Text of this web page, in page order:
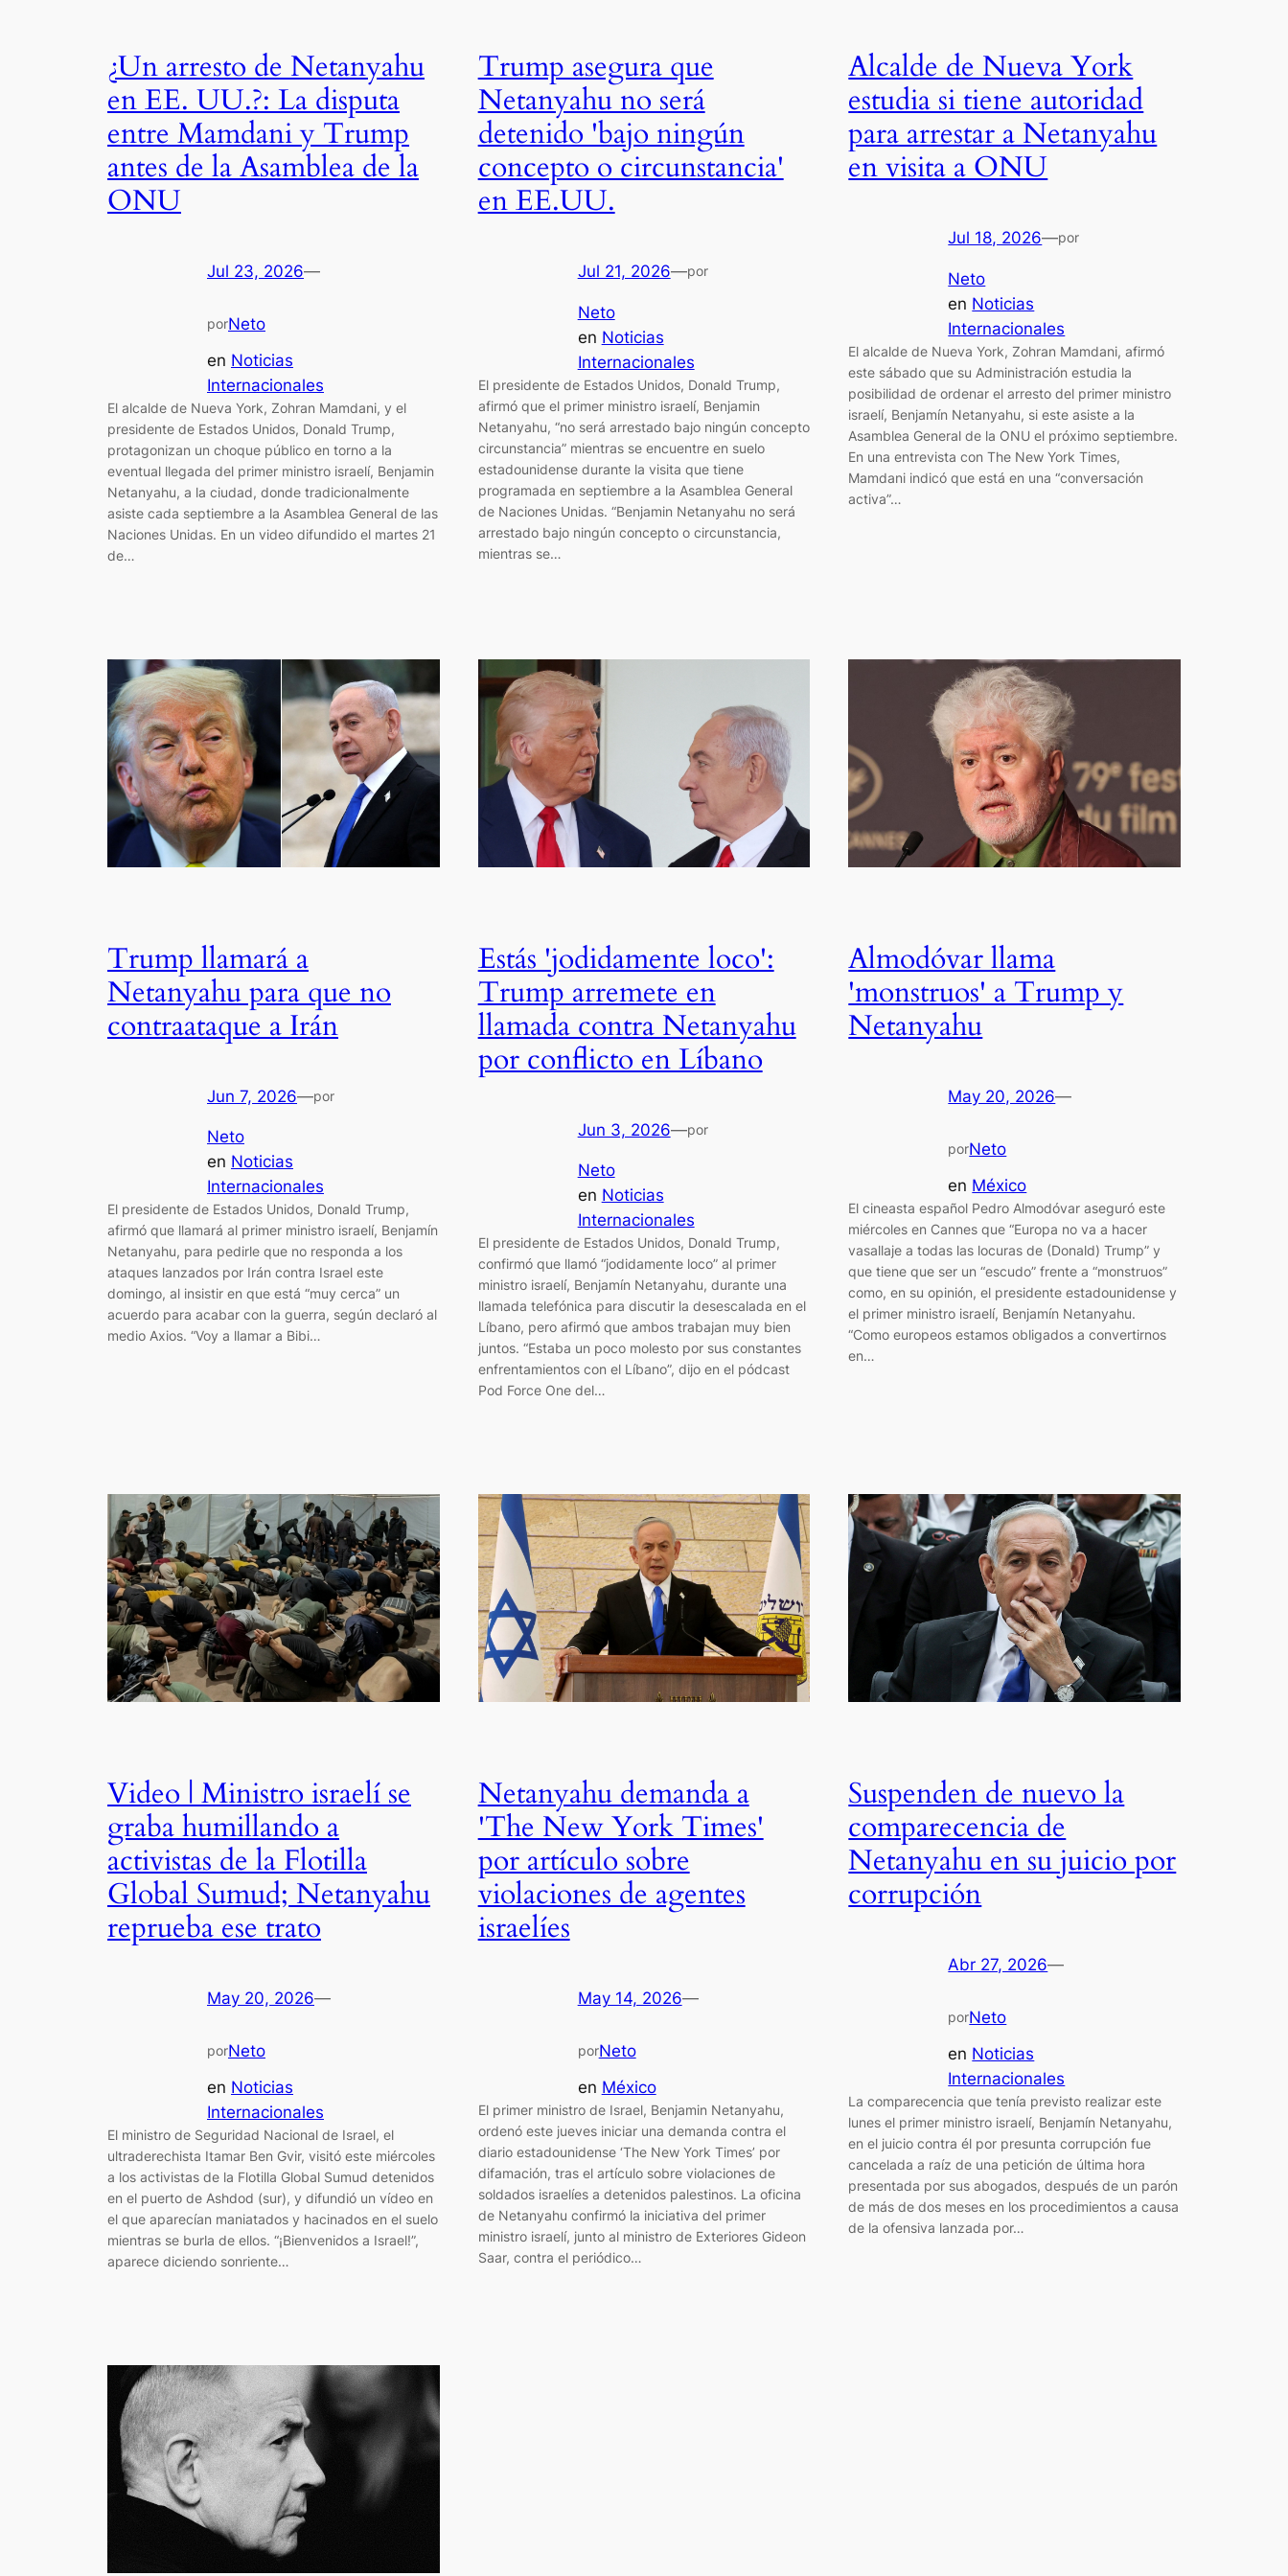
¿Un arresto de Netanyahu
en EE. UU.?: La disputa
entre Mamdani y Trump
antes de la Asamblea de la
ONU
Jul 23, 2026—
porNeto
en Noticias
Internacionales
El alcalde de Nueva York, Zohran Mamdani, y el
presidente de Estados Unidos, Donald Trump,
protagonizan un choque público en torno a la
eventual llegada del primer ministro israelí, Benjamin
Netanyahu, a la ciudad, donde tradicionalmente
asiste cada septiembre a la Asamblea General de las
Naciones Unidas. En un video difundido el martes 21
de…
Trump asegura que
Netanyahu no será
detenido 'bajo ningún
concepto o circunstancia'
en EE.UU.
Jul 21, 2026—por
Neto
en Noticias
Internacionales
El presidente de Estados Unidos, Donald Trump,
afirmó que el primer ministro israelí, Benjamin
Netanyahu, “no será arrestado bajo ningún concepto
circunstancia” mientras se encuentre en suelo
estadounidense durante la visita que tiene
programada en septiembre a la Asamblea General
de Naciones Unidas. “Benjamin Netanyahu no será
arrestado bajo ningún concepto o circunstancia,
mientras se…
Alcalde de Nueva York
estudia si tiene autoridad
para arrestar a Netanyahu
en visita a ONU
Jul 18, 2026—por
Neto
en Noticias
Internacionales
El alcalde de Nueva York, Zohran Mamdani, afirmó
este sábado que su Administración estudia la
posibilidad de ordenar el arresto del primer ministro
israelí, Benjamín Netanyahu, si este asiste a la
Asamblea General de la ONU el próximo septiembre.
En una entrevista con The New York Times,
Mamdani indicó que está en una “conversación
activa”…
Trump llamará a
Netanyahu para que no
contraataque a Irán
Jun 7, 2026—por
Neto
en Noticias
Internacionales
El presidente de Estados Unidos, Donald Trump,
afirmó que llamará al primer ministro israelí, Benjamín
Netanyahu, para pedirle que no responda a los
ataques lanzados por Irán contra Israel este
domingo, al insistir en que está “muy cerca” un
acuerdo para acabar con la guerra, según declaró al
medio Axios. “Voy a llamar a Bibi…
Estás 'jodidamente loco':
Trump arremete en
llamada contra Netanyahu
por conflicto en Líbano
Jun 3, 2026—por
Neto
en Noticias
Internacionales
El presidente de Estados Unidos, Donald Trump,
confirmó que llamó “jodidamente loco” al primer
ministro israelí, Benjamín Netanyahu, durante una
llamada telefónica para discutir la desescalada en el
Líbano, pero afirmó que ambos trabajan muy bien
juntos. “Estaba un poco molesto por sus constantes
enfrentamientos con el Líbano”, dijo en el pódcast
Pod Force One del…
Almodóvar llama
'monstruos' a Trump y
Netanyahu
May 20, 2026—
porNeto
en México
El cineasta español Pedro Almodóvar aseguró este
miércoles en Cannes que “Europa no va a hacer
vasallaje a todas las locuras de (Donald) Trump” y
que tiene que ser un “escudo” frente a “monstruos”
como, en su opinión, el presidente estadounidense y
el primer ministro israelí, Benjamín Netanyahu.
“Como europeos estamos obligados a convertirnos
en…
Video | Ministro israelí se
graba humillando a
activistas de la Flotilla
Global Sumud; Netanyahu
reprueba ese trato
May 20, 2026—
porNeto
en Noticias
Internacionales
El ministro de Seguridad Nacional de Israel, el
ultraderechista Itamar Ben Gvir, visitó este miércoles
a los activistas de la Flotilla Global Sumud detenidos
en el puerto de Ashdod (sur), y difundió un vídeo en
el que aparecían maniatados y hacinados en el suelo
mientras se burla de ellos. “¡Bienvenidos a Israel!”,
aparece diciendo sonriente…
Netanyahu demanda a
'The New York Times'
por artículo sobre
violaciones de agentes
israelíes
May 14, 2026—
porNeto
en México
El primer ministro de Israel, Benjamin Netanyahu,
ordenó este jueves iniciar una demanda contra el
diario estadounidense ‘The New York Times’ por
difamación, tras el artículo sobre violaciones de
soldados israelíes a detenidos palestinos. La oficina
de Netanyahu confirmó la iniciativa del primer
ministro israelí, junto al ministro de Exteriores Gideon
Saar, contra el periódico…
Suspenden de nuevo la
comparecencia de
Netanyahu en su juicio por
corrupción
Abr 27, 2026—
porNeto
en Noticias
Internacionales
La comparecencia que tenía previsto realizar este
lunes el primer ministro israelí, Benjamín Netanyahu,
en el juicio contra él por presunta corrupción fue
cancelada a raíz de una petición de última hora
presentada por sus abogados, después de un parón
de más de dos meses en los procedimientos a causa
de la ofensiva lanzada por…